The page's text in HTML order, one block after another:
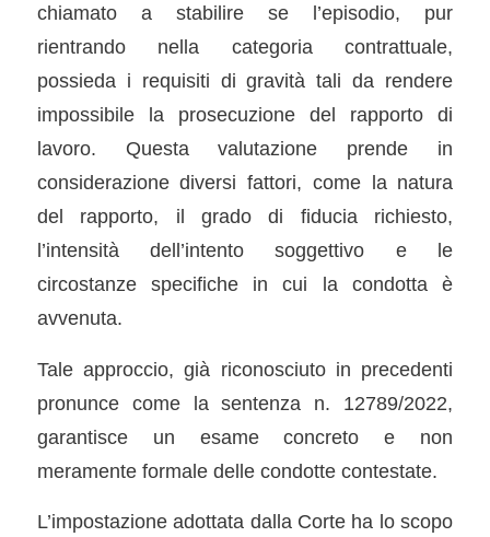
chiamato a stabilire se l’episodio, pur
rientrando nella categoria contrattuale,
possieda i requisiti di gravità tali da rendere
impossibile la prosecuzione del rapporto di
lavoro. Questa valutazione prende in
considerazione diversi fattori, come la natura
del rapporto, il grado di fiducia richiesto,
l’intensità dell’intento soggettivo e le
circostanze specifiche in cui la condotta è
avvenuta.
Tale approccio, già riconosciuto in precedenti
pronunce come la sentenza n. 12789/2022,
garantisce un esame concreto e non
meramente formale delle condotte contestate.
L’impostazione adottata dalla Corte ha lo scopo